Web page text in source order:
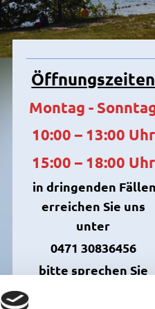
Öffnungszeiten
Montag -
10:00 – 13:00 Uhr
15:00 – 18:00 Uhr
in dringenden Fällen
erreichen Sie uns
unter
0471 30836456
bitte sprechen Sie